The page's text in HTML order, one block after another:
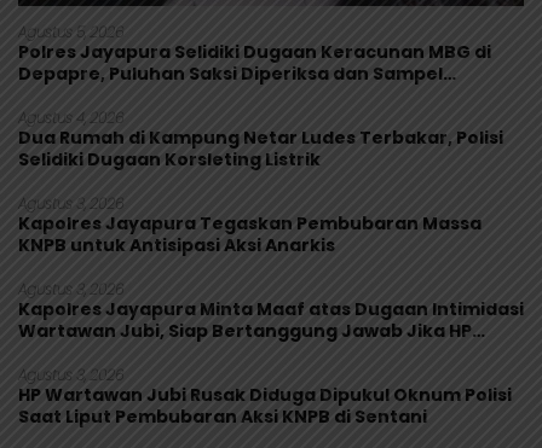
Agustus 5, 2026
Polres Jayapura Selidiki Dugaan Keracunan MBG di
Depapre, Puluhan Saksi Diperiksa dan Sampel
Agustus 4, 2026
Dua Rumah di Kampung Netar Ludes Terbakar, Polisi
Selidiki Dugaan Korsleting Listrik
Agustus 3, 2026
Kapolres Jayapura Tegaskan Pembubaran Massa
KNPB untuk Antisipasi Aksi Anarkis
Agustus 3, 2026
Kapolres Jayapura Minta Maaf atas Dugaan Intimidasi
Wartawan Jubi, Siap Bertanggung Jawab Jika HP
Agustus 3, 2026
HP Wartawan Jubi Rusak Diduga Dipukul Oknum Polisi
Saat Liput Pembubaran Aksi KNPB di Sentani